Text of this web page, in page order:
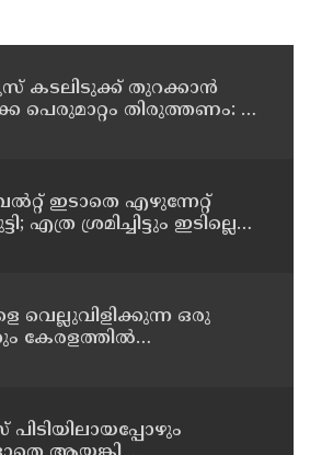
കടലിടുക്ക് തുറക്കാന്‍
പെരുമാറ്റം തിരുത്തണം: 6
ഇടാതെ എഴുന്നേറ്റ്
എത്ര ശ്രമിച്ചിട്ടും ഇടില്ലെന്ന്
വെല്ലുവിളിക്കുന്ന ഒരു
കേരളത്തില്‍